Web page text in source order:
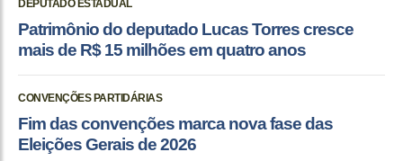
DEPUTADO ESTADUAL
Patrimônio do deputado Lucas Torres cresce
mais de R$ 15 milhões em quatro anos
CONVENÇÕES PARTIDÁRIAS
Fim das convenções marca nova fase das
Eleições Gerais de 2026